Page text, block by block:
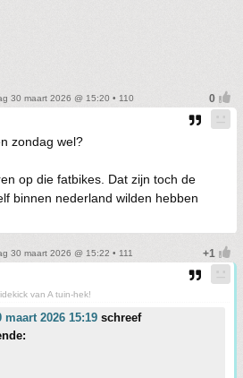
30 maart 2026 @ 15:20 • 110
zondag wel?
op die fatbikes. Dat zijn toch de
binnen nederland wilden hebben
30 maart 2026 @ 15:22 • 111
van A tuin-hek!
maart 2026 15:19 schreef